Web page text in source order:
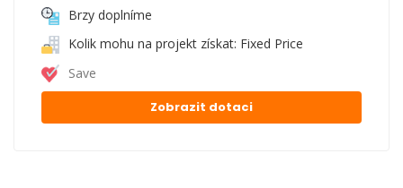
Brzy doplníme
Kolik mohu na projekt získat: Fixed Price
Save
Zobrazit dotaci